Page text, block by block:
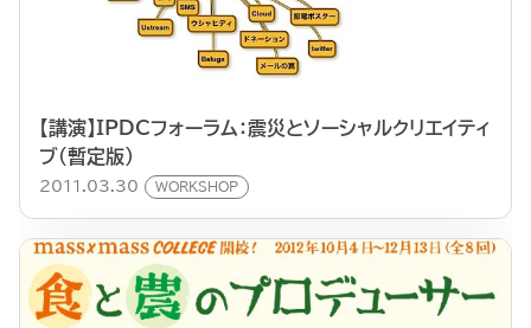
【講演】IPDCフォーラム：震災とソーシャルクリエイティ
ブ（暫定版）
2011.03.30 WORKSHOP